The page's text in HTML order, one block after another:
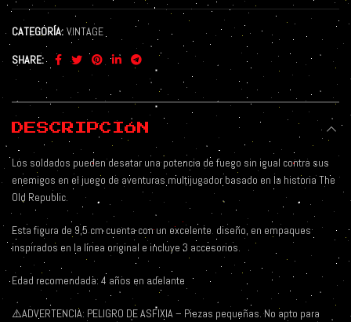
CATEGORÍA: VINTAGE
SHARE
DESCRIPCIÓN
Los soldados pueden desatar una potencia de fuego sin igual contra sus
enemigos en el juego de aventuras multijugador basado en la historia The
Old Republic.
Esta figura de 9,5 cm cuenta con un excelente diseño, en empaques
inspirados en la línea original e incluye 3 accesorios.
Edad recomendada: 4 años en adelante
⚠️ADVERTENCIA: PELIGRO DE ASFIXIA – Piezas pequeñas. No apto para